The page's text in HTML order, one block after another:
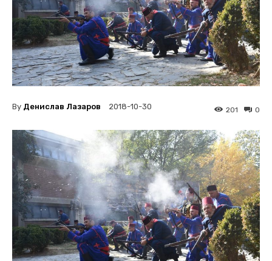
By Денислав Лазаров 2018-10-30 0
201